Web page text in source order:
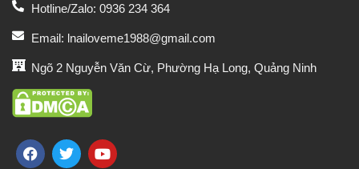
Hotline/Zalo: 0936 234 364
Email: lnailoveme1988@gmail.com
Ngõ 2 Nguyễn Văn Cừ, Phường Hạ Long, Quảng Ninh